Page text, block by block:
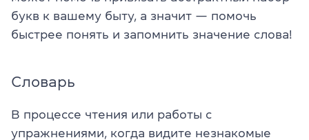
букв к вашему быту, а значит — помочь
быстрее понять и запомнить значение слова!
Словарь
В процессе чтения или работы с
упражнениями, когда видите незнакомые